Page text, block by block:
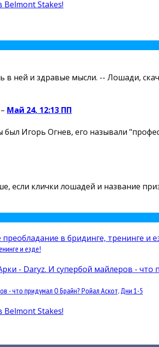
в ней и здравые мысли. -- Лошади,
Май 24, 12:13 ПП
Игорь Огнев, его называли
если клички лошадей и название
и езде!
- что придумал О Брайн? Ройал Аскот, Дни 1-5